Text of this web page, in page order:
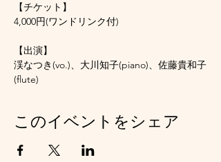
【チケット】
4,000円(ワンドリンク付)
【出演】
渓なつき(vo.)、大川知子(piano)、佐藤貴和子
(flute)
このイベントをシェア